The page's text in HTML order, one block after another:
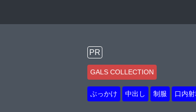
PR
GALS COLLECTION
ぶっかけ 中出し 制服 口内